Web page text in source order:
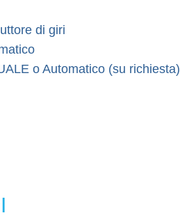
di giri
o Automatico (su richiesta)